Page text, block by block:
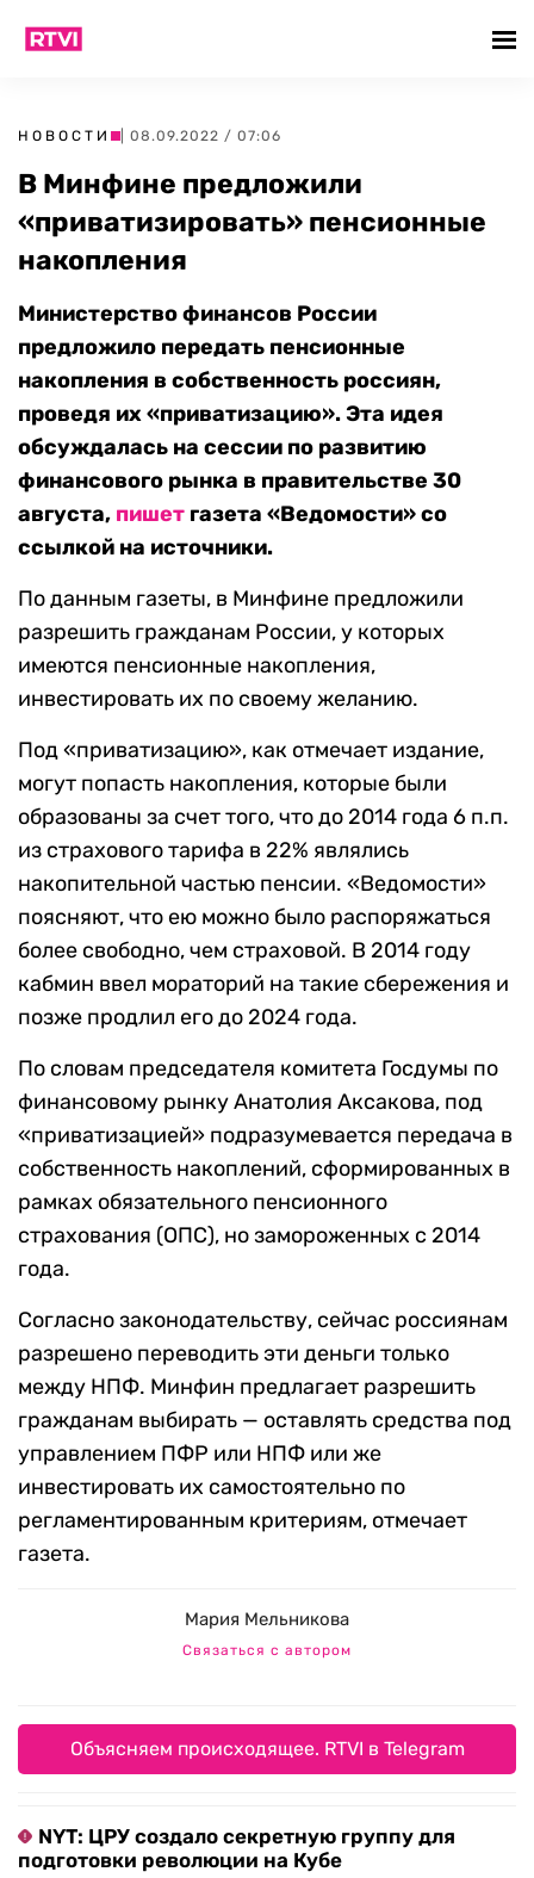
НОВОСТИ | 08.09.2022 / 07:06
В Минфине предложили
«приватизировать» пенсионные
накопления
Министерство финансов России
предложило передать пенсионные
накопления в собственность россиян,
проведя их «приватизацию». Эта идея
обсуждалась на сессии по развитию
финансового рынка в правительстве 30
августа, пишет газета «Ведомости» со
ссылкой на источники.
По данным газеты, в Минфине предложили
разрешить гражданам России, у которых
имеются пенсионные накопления,
инвестировать их по своему желанию.
Под «приватизацию», как отмечает издание,
могут попасть накопления, которые были
образованы за счет того, что до 2014 года 6 п.п.
из страхового тарифа в 22% являлись
накопительной частью пенсии. «Ведомости»
поясняют, что ею можно было распоряжаться
более свободно, чем страховой. В 2014 году
кабмин ввел мораторий на такие сбережения и
позже продлил его до 2024 года.
По словам председателя комитета Госдумы по
финансовому рынку Анатолия Аксакова, под
«приватизацией» подразумевается передача в
собственность накоплений, сформированных в
рамках обязательного пенсионного
страхования (ОПС), но замороженных с 2014
года.
Согласно законодательству, сейчас россиянам
разрешено переводить эти деньги только
между НПФ. Минфин предлагает разрешить
гражданам выбирать — оставлять средства под
управлением ПФР или НПФ или же
инвестировать их самостоятельно по
регламентированным критериям, отмечает
газета.
Мария Мельникова
Связаться с автором
Объясняем происходящее. RTVI в Telegram
NYT: ЦРУ создало секретную группу для
подготовки революции на Кубе